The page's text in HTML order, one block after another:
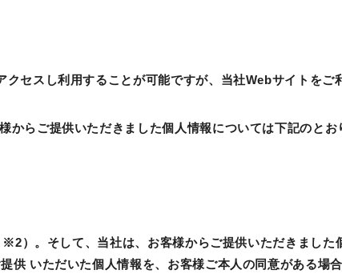
セスし利用することが可能ですが、当社Webサイトをご
らご提供いただきました個人情報については下記のとお
）。そして、当社は、お客様からご提供いただきました
いただいた個人情報を、お客様ご本人の同意がある場